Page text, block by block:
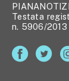
Testata
n. 5906/2013